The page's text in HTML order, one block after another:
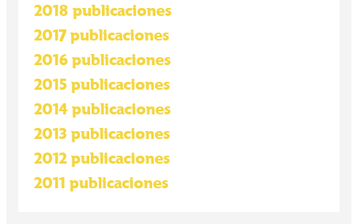
2018 publicaciones
2017 publicaciones
2016 publicaciones
2015 publicaciones
2014 publicaciones
2013 publicaciones
2012 publicaciones
2011 publicaciones